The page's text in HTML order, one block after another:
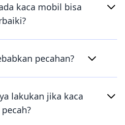
kaca mobil bisa
pecahan?
lakukan jika kaca